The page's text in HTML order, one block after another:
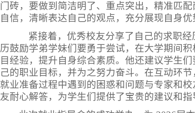
门砖，要做到简洁明了、重点突出，精准匹
自信，清晰表达自己的观点，充分展现自身优
紧接着，优秀校友分享了自己的求职
历鼓励学弟学妹们要勇于尝试，在大学期间
目经验，提升自身综合素质。他还建议学生
己的职业目标，并为之努力奋斗。在互动环
就业准备过程中遇到的困惑和问题与专家和
友耐心解答，为学生们提供了宝贵的建议和指